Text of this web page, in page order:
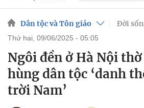
Dân tộc và Tôn giáo Đời
thứ hai, 09/06/2025 - 05:05
Ngôi đền ở Hà Nội
hùng dân tộc ‘danh
trời Nam’